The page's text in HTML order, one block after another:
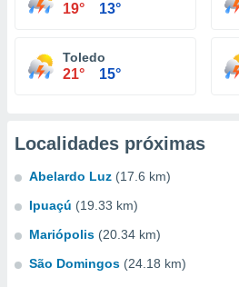
19° 13°
Toledo
21° 15°
Localidades próximas
Abelardo Luz (17.6 km)
Ipuaçú (19.33 km)
Mariópolis (20.34 km)
São Domingos (24.18 km)